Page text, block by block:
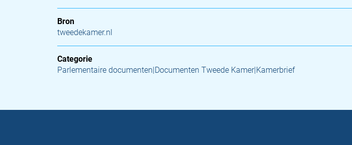
Bron
tweedekamer.nl
Categorie
Parlementaire documenten|Documenten Tweede Kamer|Kamerbrief